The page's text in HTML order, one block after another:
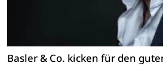
Basler & Co. kicken für den